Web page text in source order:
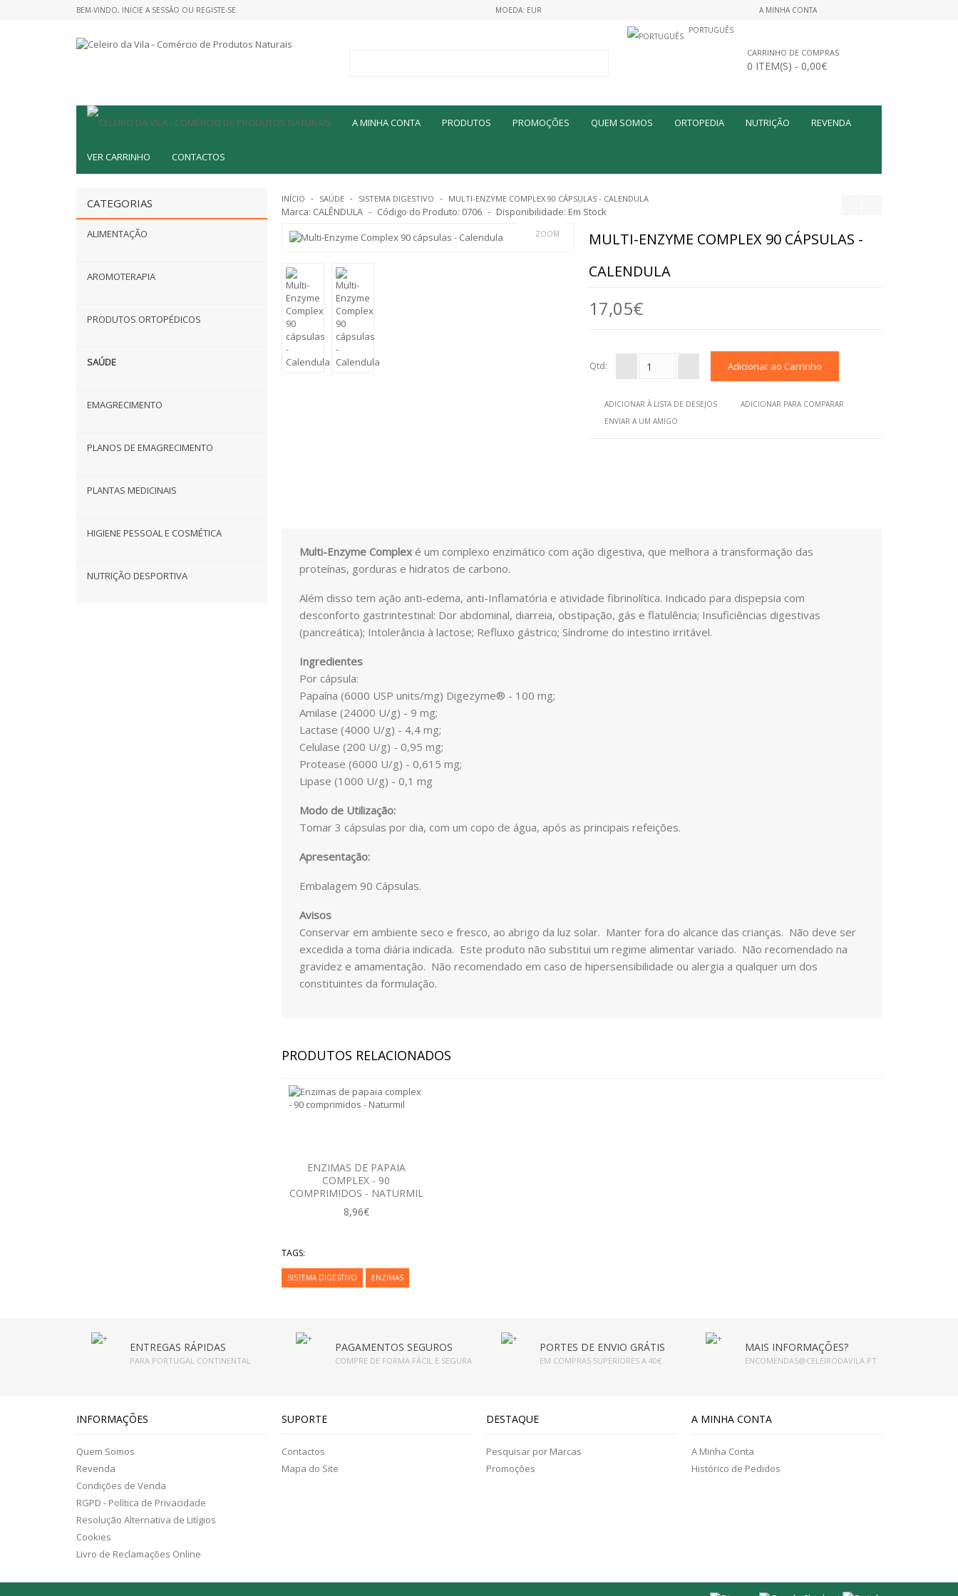
BEM-VINDO, INICIE A SESSÃO OU REGISTE-SE.
MOEDA: EUR
PORTUGUÊS
A MINHA CONTA
CARRINHO DE COMPRAS
0 ITEM(S) - 0,00€
A MINHA CONTA PRODUTOS PROMOÇÕES QUEM SOMOS ORTOPEDIA NUTRIÇÃO REVENDA
VER CARRINHO CONTACTOS
CATEGORIAS
ALIMENTAÇÃO
AROMOTERAPIA
PRODUTOS ORTOPÉDICOS
SAÚDE
EMAGRECIMENTO
PLANOS DE EMAGRECIMENTO
PLANTAS MEDICINAIS
HIGIENE PESSOAL E COSMÉTICA
NUTRIÇÃO DESPORTIVA
INÍCIO SAÚDE SISTEMA DIGESTIVO MULTI-ENZYME COMPLEX 90 CÁPSULAS - CALENDULA
Marca: CALÊNDULA Código do Produto: 0706 Disponibilidade: Em Stock
ZOOM
MULTI-ENZYME COMPLEX 90 CÁPSULAS -
CALENDULA
17,05€
Qtd:
ADICIONAR À LISTA DE DESEJOS
ADICIONAR PARA COMPARAR
ENVIAR A UM AMIGO
Multi-Enzyme Complexé um complexo enzimático com ação digestiva, que melhora a transformação das
proteínas, gorduras e hidratos de carbono.
Além disso tem ação anti-edema, anti-Inflamatória e atividade fibrinolítica. Indicado para dispepsia com
desconforto gastrintestinal: Dor abdominal, diarreia, obstipação, gás e flatulência; Insuficiências digestivas
(pancreática); Intolerância à lactose; Refluxo gástrico; Síndrome do intestino irritável.
Ingredientes
Por cápsula:
Papaína (6000 USP units/mg) Digezyme® - 100 mg;
Amilase (24000 U/g) - 9 mg;
Lactase (4000 U/g) - 4,4 mg;
Celulase (200 U/g) - 0,95 mg;
Protease (6000 U/g) - 0,615 mg;
Lipase (1000 U/g) - 0,1 mg
Modo de Utilização:
Tomar 3 cápsulas por dia, com um copo de água, após as principais refeições.
Apresentação:
Embalagem 90 Cápsulas.
Avisos
Conservar em ambiente seco e fresco, ao abrigo da luz solar. Manter fora do alcance das crianças. Não deve ser
excedida a toma diária indicada. Este produto não substitui um regime alimentar variado. Não recomendado na
gravidez e amamentação. Não recomendado em caso de hipersensibilidade ou alergia a qualquer um dos
constituintes da formulação.
PRODUTOS RELACIONADOS
ENZIMAS DE PAPAIA
COMPLEX - 90
COMPRIMIDOS - NATURMIL
8,96€
TAGS:
SISTEMA DIGESTIVO ENZIMAS
ENTREGAS RÁPIDAS
PARA PORTUGAL CONTINENTAL
PAGAMENTOS SEGUROS
COMPRE DE FORMA FÁCIL E SEGURA
PORTES DE ENVIO GRÁTIS
EM COMPRAS SUPERIORES A 40€
MAIS INFORMAÇÕES?
ENCOMENDAS@CELEIRODAVILA.PT
INFORMAÇÕES
Quem Somos
Revenda
Condições de Venda
RGPD - Política de Privacidade
Resolução Alternativa de Litígios
Cookies
Livro de Reclamações Online
SUPORTE
Contactos
Mapa do Site
DESTAQUE
Pesquisar por Marcas
Promoções
A MINHA CONTA
A Minha Conta
Histórico de Pedidos